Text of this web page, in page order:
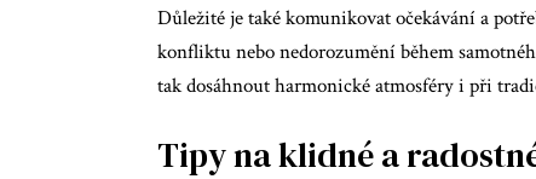
Důležité je také komunikovat očekávání a
konfliktu nebo nedorozumění během
tak dosáhnout harmonické atmosféry i při
Tipy na klidné a